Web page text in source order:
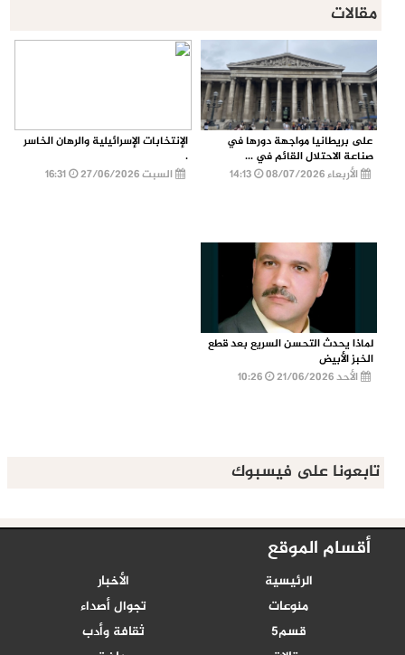
مقالات
على بريطانيا مواجهة دورها في
صناعة الاحتلال القائم في ...
الأربعاء 08/07/2026
الإنتخابات الإسرائيلية والرهان الخاسر
.
السبت 27/06/2026
16:31
لماذا يحدث التحسن السريع بعد قطع
الخبز الأبيض
الأحد 21/06/2026
تابعونا على فيسبوك
أقسام الموقع
الرئيسية
الأخبار
منوعات
تجوال أصداء
قسم5
ثقافة وأدب